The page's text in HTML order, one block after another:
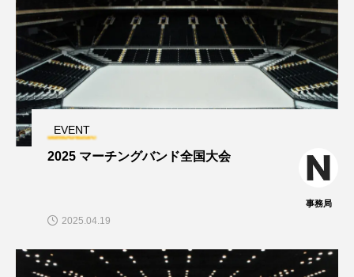
EVENT
2025 マーチングバンド全国大会
事務局
2025.04.19